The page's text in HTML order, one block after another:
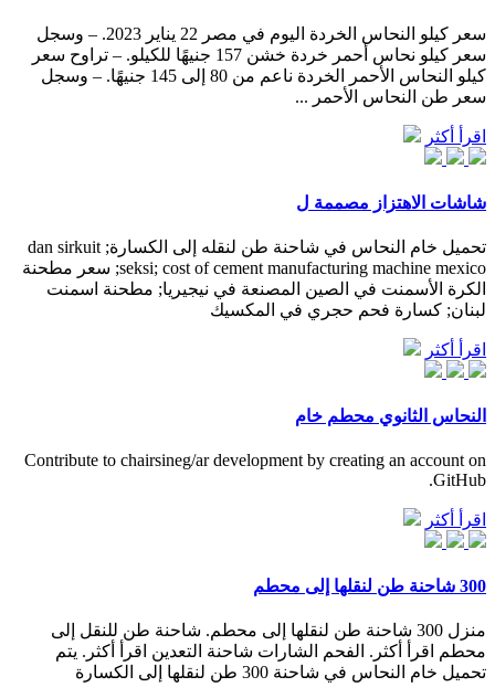
سعر كيلو النحاس الخردة اليوم في مصر 22 يناير 2023. – وسجل
سعر كيلو نحاس أحمر خردة خشن 157 جنيهًا للكيلو. – تراوح سعر
كيلو النحاس الأحمر الخردة ناعم من 80 إلى 145 جنيهًا. – وسجل
سعر طن النحاس الأحمر ...
اقرأ أكثر
شاشات الاهتزاز مصممة ل
تحميل خام النحاس في شاحنة طن لنقله إلى الكسارة; dan sirkuit
seksi; cost of cement manufacturing machine mexico; سعر مطحنة
الكرة الأسمنت في الصين المصنعة في نيجيريا; مطحنة اسمنت
لبنان; كسارة فحم حجري في المكسيك
اقرأ أكثر
النحاس الثانوي محطم خام
Contribute to chairsineg/ar development by creating an account on
GitHub.
اقرأ أكثر
300 شاحنة طن لنقلها إلى محطم
منزل 300 شاحنة طن لنقلها إلى محطم. شاحنة طن للنقل إلى
محطم اقرأ أكثر. الفحم الشارات شاحنة التعدين اقرأ أكثر. يتم
تحميل خام النحاس في شاحنة 300 طن لنقلها إلى الكسارة